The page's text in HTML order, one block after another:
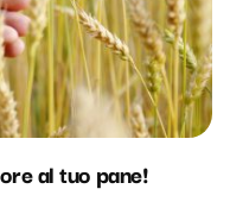
al tuo pane!